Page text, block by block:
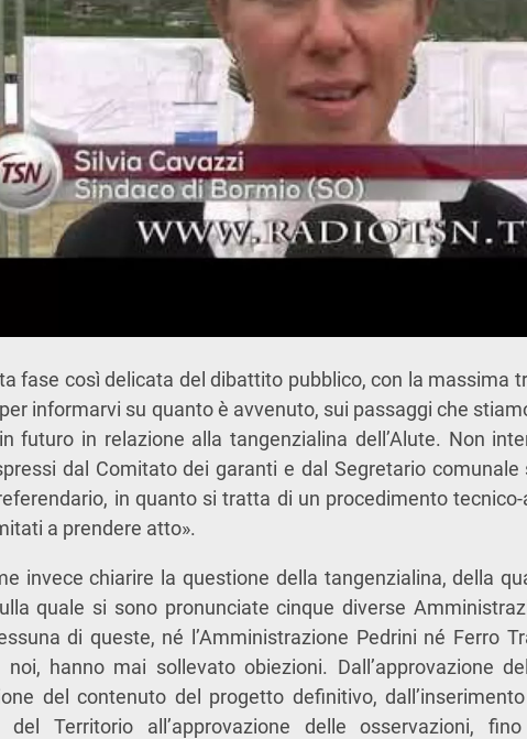
fase così delicata del dibattito pubblico, con la massima
informarvi su quanto è avvenuto, sui passaggi che
futuro in relazione alla tangenzialina dell’Alute. Non
dal Comitato dei garanti e dal Segretario
in quanto si tratta di un procedimento
a prendere atto».
invece chiarire la questione della tangenzialina, della
quale si sono pronunciate cinque diverse
di queste, né l’Amministrazione Pedrini né Ferro
noi, hanno mai sollevato obiezioni. Dall’approvazione
del contenuto del progetto definitivo,
del Territorio all’approvazione delle osservazioni,